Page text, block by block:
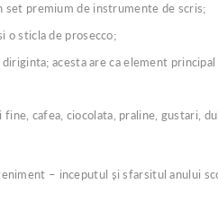
set premium de instrumente de scris;
o sticla de prosecco;
acesta are ca element
cafea, ciocolata, praline, gustari,
– inceputul și sfarsitul anului